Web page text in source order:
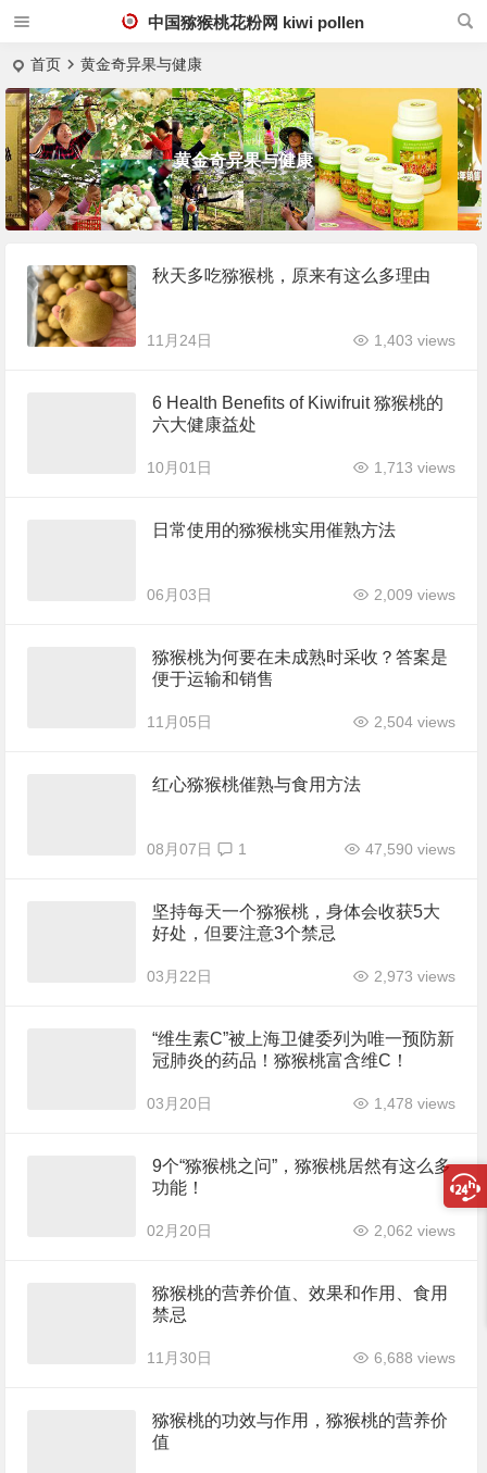
中国猕猴桃花粉网 kiwi pollen
首页 黄金奇异果与健康
黄金奇异果与健康
秋天多吃猕猴桃，原来有这么多理由
11月24日 1,403 views
6 Health Benefits of Kiwifruit 猕猴桃的
六大健康益处
10月01日 1,713 views
日常使用的猕猴桃实用催熟方法
06月03日 2,009 views
猕猴桃为何要在未成熟时采收？答案是
便于运输和销售
11月05日 2,504 views
红心猕猴桃催熟与食用方法
08月07日 47,590 views
1
坚持每天一个猕猴桃，身体会收获5大
好处，但要注意3个禁忌
03月22日 2,973 views
“维生素C”被上海卫健委列为唯一预防新
冠肺炎的药品！猕猴桃富含维C！
03月20日 1,478 views
9个“猕猴桃之问”，猕猴桃居然有这么多
功能！
02月20日 2,062 views
猕猴桃的营养价值、效果和作用、食用
禁忌
11月30日 6,688 views
猕猴桃的功效与作用，猕猴桃的营养价
值